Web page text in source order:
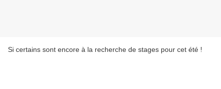
Si certains sont encore à la recherche de stages pour cet été !